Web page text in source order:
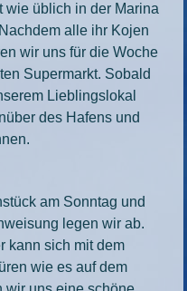
wie üblich in der Marina
alle ihr Kojen
wir uns für die Woche
Supermarkt. Sobald
Lieblingslokal
des Hafens und
am Sonntag und
legen wir ab.
kann sich mit dem
wie es auf dem